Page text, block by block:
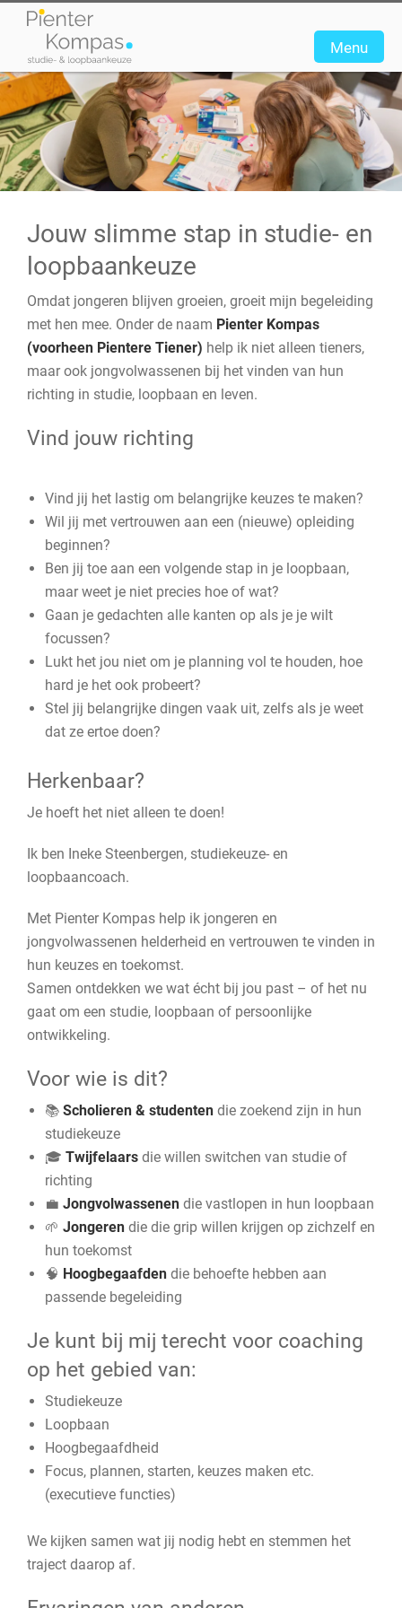
Home
Aanbod
Contact
E-mail
Menu
Jouw slimme stap in studie- en
loopbaankeuze
Omdat jongeren blijven groeien, groeit mijn begeleiding
met hen mee. Onder de naam Pienter Kompas
(voorheen Pientere Tiener) help ik niet alleen tieners,
maar ook jongvolwassenen bij het vinden van hun
richting in studie, loopbaan en leven.
Vind jouw richting
Vind jij het lastig om belangrijke keuzes te maken?
Wil jij met vertrouwen aan een (nieuwe) opleiding
beginnen?
Ben jij toe aan een volgende stap in je loopbaan,
maar weet je niet precies hoe of wat?
Gaan je gedachten alle kanten op als je je wilt
focussen?
Lukt het jou niet om je planning vol te houden, hoe
hard je het ook probeert?
Stel jij belangrijke dingen vaak uit, zelfs als je weet
dat ze ertoe doen?
Herkenbaar?
Je hoeft het niet alleen te doen!
Ik ben Ineke Steenbergen, studiekeuze- en
loopbaancoach.
Met Pienter Kompas help ik jongeren en
jongvolwassenen helderheid en vertrouwen te vinden in
hun keuzes en toekomst.
Samen ontdekken we wat écht bij jou past – of het nu
gaat om een studie, loopbaan of persoonlijke
ontwikkeling.
Voor wie is dit?
📚 Scholieren & studenten die zoekend zijn in hun
studiekeuze
🎓 Twijfelaars die willen switchen van studie of
richting
💼 Jongvolwassenen die vastlopen in hun loopbaan
🌱 Jongeren die die grip willen krijgen op zichzelf en
hun toekomst
🧠 Hoogbegaafden die behoefte hebben aan
passende begeleiding
Je kunt bij mij terecht voor coaching
op het gebied van:
Studiekeuze
Loopbaan
Hoogbegaafdheid
Focus, plannen, starten, keuzes maken etc.
(executieve functies)
We kijken samen wat jij nodig hebt en stemmen het
traject daarop af.